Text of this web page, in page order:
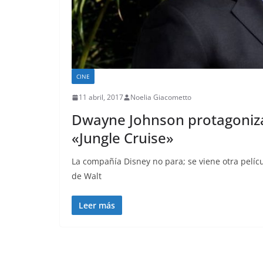
CINE
11 abril, 2017 Noelia Giacometto
Dwayne Johnson
«Jungle Cruise»
La compañía Disney no para; se viene otra
de Walt
Leer más